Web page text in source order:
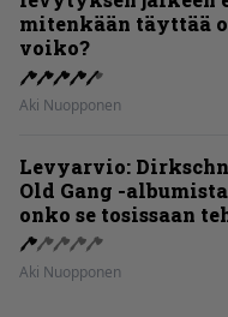
mitenkään täyttää
voiko?
Aki Nuopponen
Levyarvio:
Old Gang -
onko se tosissaan
Aki Nuopponen